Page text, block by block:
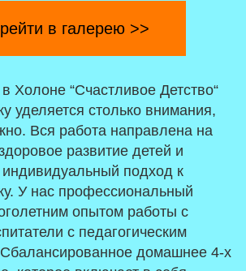
в галерею >>
Холоне “Счастливое Детство“
уделяется столько внимания,
Вся работа направлена на
развитие детей и
подход к
У нас профессиональный
опытом работы с
с педагогическим
домашнее 4-х